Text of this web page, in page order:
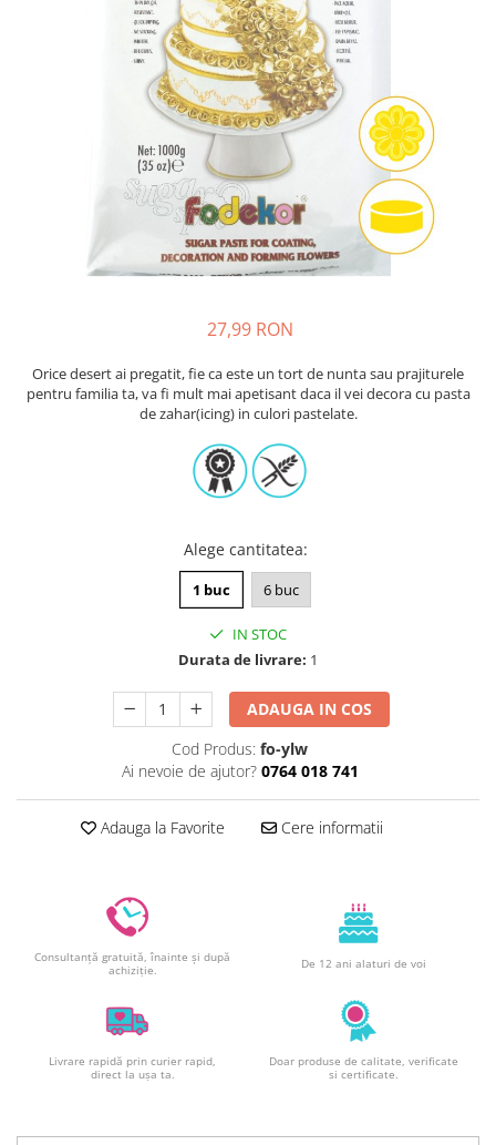
Sabloane - Embosere
Ustensile ciocolata
AMBALARE & PREZENTARE
Cakepops - Acadele
Eclair - Macarons
Alte ambalaje
Role pentru colorat
PETRECERI & EVENIMENTE
Toppere prajituri
DETERGENTI & CURATENIE
27,99 RON
Orice desert ai pregatit, fie ca este un tort de nunta sau prajiturele
pentru familia ta, va fi mult mai apetisant daca il vei decora cu pasta
de zahar(icing) in culori pastelate.
Alege cantitatea:
1 buc 6 buc
IN STOC
Durata de livrare: 1
ADAUGA IN COS
Cod Produs: fo-ylw
Ai nevoie de ajutor? 0764 018 741
Adauga la Favorite Cere informatii
Consultanță gratuită, înainte și după
achiziție.
De 12 ani alaturi de voi
Livrare rapidă prin curier rapid,
direct la ușa ta.
Doar produse de calitate, verificate
si certificate.